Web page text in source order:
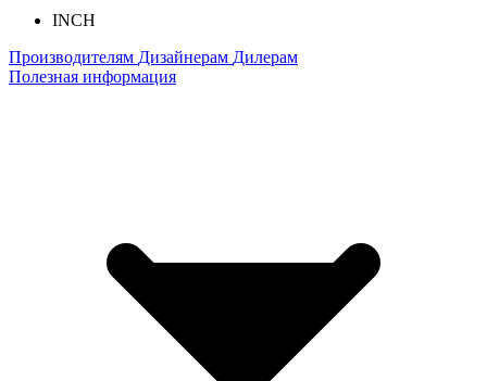
INCH
Производителям Дизайнерам Дилерам
Полезная информация